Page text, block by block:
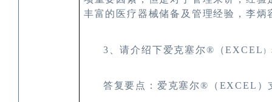
丰富的医疗器械储备及管理经验，李
3 、请介绍下爱克塞尔® （EXCEL
答复要点：爱克塞尔® （ EXCEL ）